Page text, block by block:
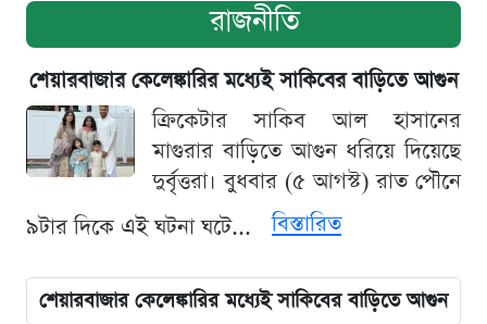
রাজনীতি
শেয়ারবাজার কেলেঙ্কারির মধ্যেই সাকিবের বাড়িতে আগুন
ক্রিকেটার সাকিব আল হাসানের
মাগুরার বাড়িতে আগুন ধরিয়ে দিয়েছে
দুর্বৃত্তরা। বুধবার (৫ আগস্ট) রাত পৌনে
৯টার দিকে এই ঘটনা ঘটে...
বিস্তারিত
শেয়ারবাজার কেলেঙ্কারির মধ্যেই সাকিবের বাড়িতে আগুন